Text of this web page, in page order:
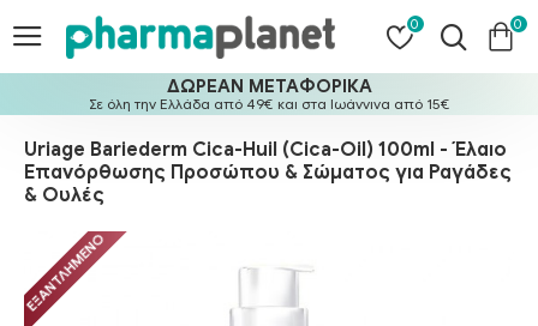
0 0
ΔΩΡΕΑΝ ΜΕΤΑΦΟΡΙΚΑ
Σε όλη την Ελλάδα από 49€ και στα Ιωάννινα από 15€
Uriage Bariederm Cica-Huil (Cica-Oil) 100ml - Έλαιο
Επανόρθωσης Προσώπου & Σώματος για Ραγάδες
& Ουλές
ΕΞΑΝΤΛΗΜΈΝΟ